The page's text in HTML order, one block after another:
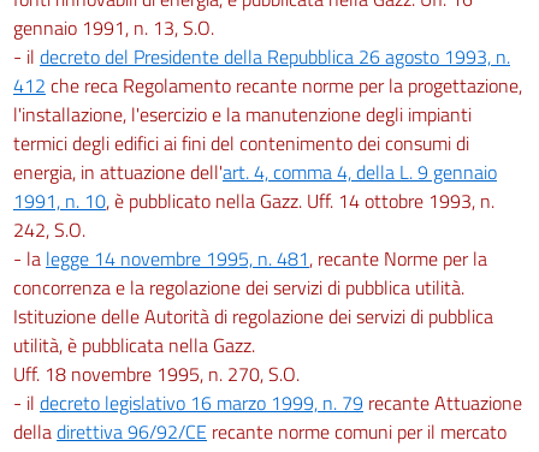
gennaio 1991, n. 13, S.O.
- il decreto del Presidente della Repubblica 26 agosto 1993, n.
412 che reca Regolamento recante norme per la progettazione,
l'installazione, l'esercizio e la manutenzione degli impianti
termici degli edifici ai fini del contenimento dei consumi di
energia, in attuazione dell'art. 4, comma 4, della L. 9 gennaio
1991, n. 10, è pubblicato nella Gazz. Uff. 14 ottobre 1993, n.
242, S.O.
- la legge 14 novembre 1995, n. 481, recante Norme per la
concorrenza e la regolazione dei servizi di pubblica utilità.
Istituzione delle Autorità di regolazione dei servizi di pubblica
utilità, è pubblicata nella Gazz.
Uff. 18 novembre 1995, n. 270, S.O.
- il decreto legislativo 16 marzo 1999, n. 79 recante Attuazione
delladirettiva 96/92/CE recante norme comuni per il mercato